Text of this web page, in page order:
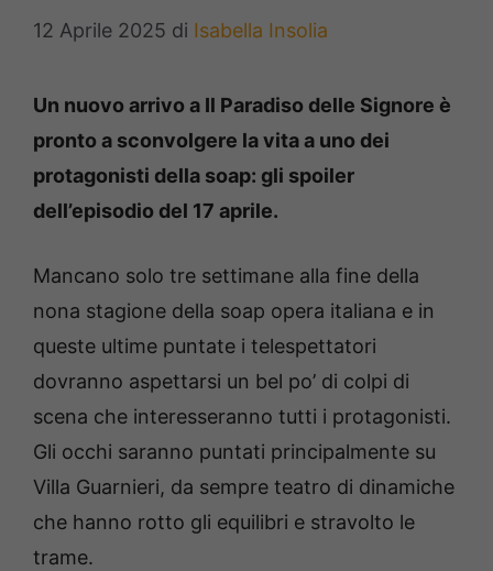
12 Aprile 2025 di Isabella Insolia
Un nuovo arrivo a Il Paradiso delle Signore è
pronto a sconvolgere la vita a uno dei
protagonisti della soap: gli spoiler
dell’episodio del 17 aprile.
Mancano solo tre settimane alla fine della
nona stagione della soap opera italiana e in
queste ultime puntate i telespettatori
dovranno aspettarsi un bel po’ di colpi di
scena che interesseranno tutti i protagonisti.
Gli occhi saranno puntati principalmente su
Villa Guarnieri, da sempre teatro di dinamiche
che hanno rotto gli equilibri e stravolto le
trame.